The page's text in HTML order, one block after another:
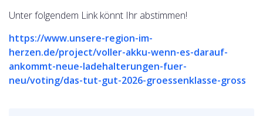
Unter folgendem Link könnt Ihr abstimmen!
https://www.unsere-region-im-
herzen.de/project/voller-akku-wenn-es-darauf-
ankommt-neue-ladehalterungen-fuer-
neu/voting/das-tut-gut-2026-groessenklasse-gross